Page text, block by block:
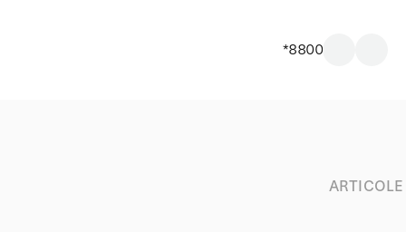
*8800
ARTICOLE